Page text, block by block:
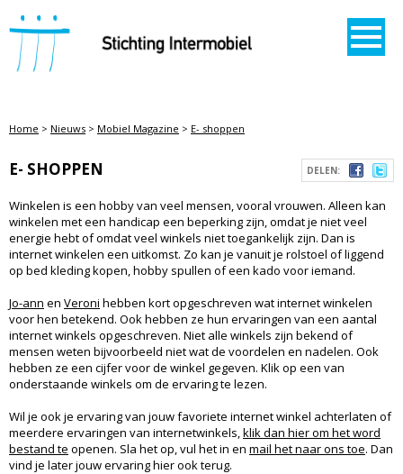
STICHTING INTERMOBIEL
Home > Nieuws > Mobiel Magazine > E- shoppen
DELEN:
E- SHOPPEN
Winkelen is een hobby van veel mensen, vooral vrouwen. Alleen kan
winkelen met een handicap een beperking zijn, omdat je niet veel
energie hebt of omdat veel winkels niet toegankelijk zijn. Dan is
internet winkelen een uitkomst. Zo kan je vanuit je rolstoel of liggend
op bed kleding kopen, hobby spullen of een kado voor iemand.
Jo-ann en Veroni hebben kort opgeschreven wat internet winkelen
voor hen betekend. Ook hebben ze hun ervaringen van een aantal
internet winkels opgeschreven. Niet alle winkels zijn bekend of
mensen weten bijvoorbeeld niet wat de voordelen en nadelen. Ook
hebben ze een cijfer voor de winkel gegeven. Klik op een van
onderstaande winkels om de ervaring te lezen.
Wil je ook je ervaring van jouw favoriete internet winkel achterlaten of
meerdere ervaringen van internetwinkels,klik dan hier om het word
bestand te openen. Sla het op, vul het in en mail het naar ons toe. Dan
vind je later jouw ervaring hier ook terug.